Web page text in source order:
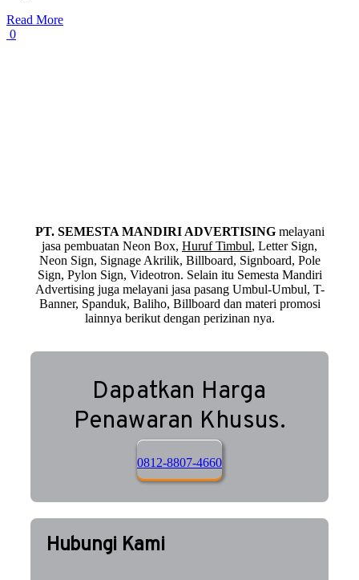
Read More
0
PT. SEMESTA MANDIRI ADVERTISINGmelayani
jasa pembuatan Neon Box, Huruf Timbul, Letter Sign,
Neon Sign, Signage Akrilik, Billboard, Signboard, Pole
Sign, Pylon Sign, Videotron. Selain itu Semesta Mandiri
Advertising juga melayani jasa pasang Umbul-Umbul, T-
Banner, Spanduk, Baliho, Billboard dan materi promosi
lainnya berikut dengan perizinan nya.
Dapatkan Harga
Penawaran Khusus.
0812-8807-4660
Hubungi Kami